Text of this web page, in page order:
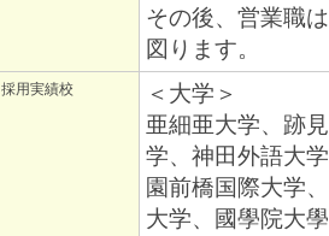
その後、営業職
図ります。
採用実績校
＜大学＞
亜細亜大学、跡
学、神田外語大
園前橋国際大学
大学、國學院大